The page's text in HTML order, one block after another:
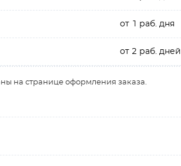
от 1 раб. дня
от 2 раб. дней
на странице оформления заказа.